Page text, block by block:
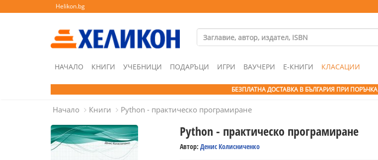
Helikon.bg
НАЧАЛО КНИГИ УЧЕБНИЦИ ПОДАРЪЦИ ИГРИ ВАУЧЕРИ Е-КНИГИ КЛАСАЦИИ
БЕЗПЛАТНА ДОСТАВКА В БЪЛГАРИЯ ПРИ ПОРЪЧКА
Начало Книги Python - практическо програмиране
Python - практическо програмиране
Автор: Денис Колисниченко